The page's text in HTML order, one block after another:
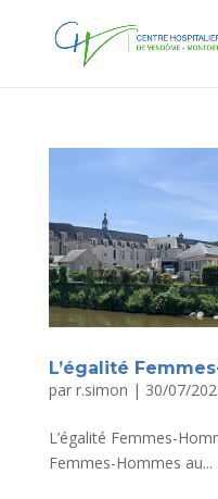
L’égalité
par r.simon | 30/07/
L’égalité Femmes-
Femmes-Hommes au...